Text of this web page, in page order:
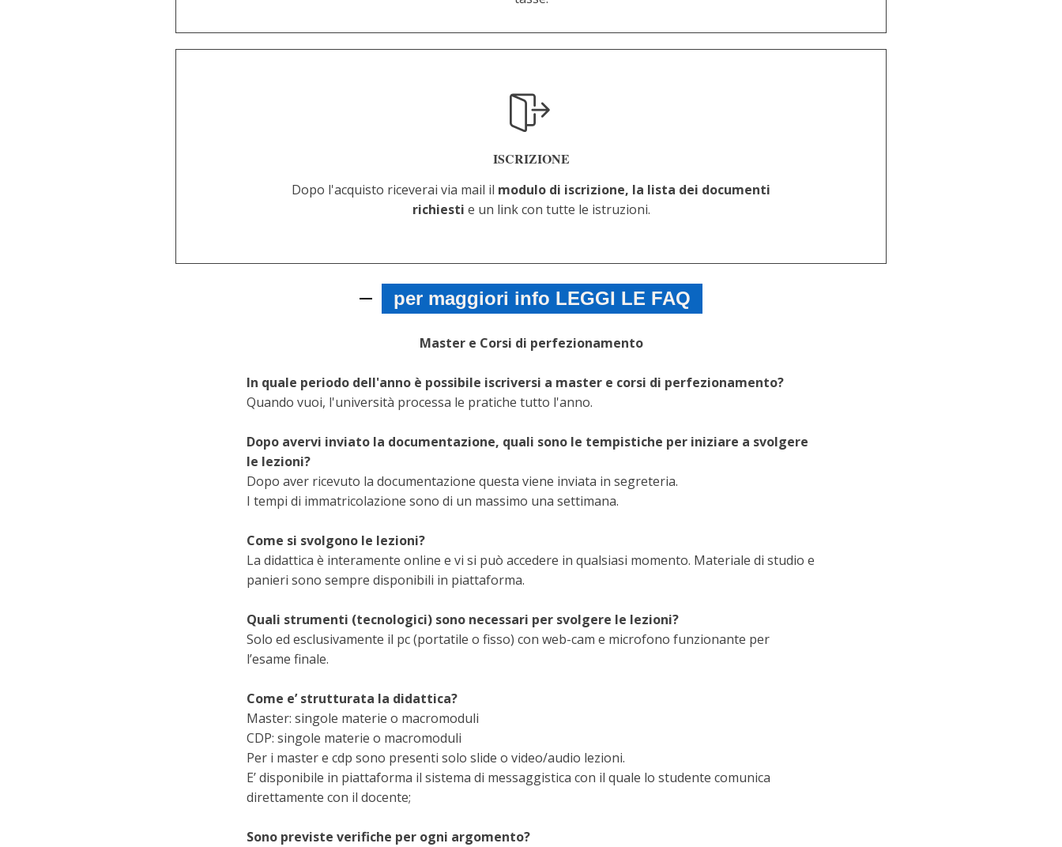
ISCRIZIONE
Dopo l'acquisto riceverai via mail il modulo di iscrizione, la lista dei documenti
richiesti e un link con tutte le istruzioni.
per maggiori info LEGGI LE FAQ
Master e Corsi di perfezionamento
In quale periodo dell'anno è possibile iscriversi a master e corsi di perfezionamento?
Quando vuoi, l'università processa le pratiche tutto l'anno.
Dopo avervi inviato la documentazione, quali sono le tempistiche per iniziare a svolgere
le lezioni?
Dopo aver ricevuto la documentazione questa viene inviata in segreteria.
I tempi di immatricolazione sono di un massimo una settimana.
Come si svolgono le lezioni?
La didattica è interamente online e vi si può accedere in qualsiasi momento. Materiale di studio e
panieri sono sempre disponibili in piattaforma.
Quali strumenti (tecnologici) sono necessari per svolgere le lezioni?
Solo ed esclusivamente il pc (portatile o fisso) con web-cam e microfono funzionante per
l’esame finale.
Come e’ strutturata la didattica?
Master: singole materie o macromoduli
CDP: singole materie o macromoduli
Per i master e cdp sono presenti solo slide o video/audio lezioni.
E’ disponibile in piattaforma il sistema di messaggistica con il quale lo studente comunica
direttamente con il docente;
Sono previste verifiche per ogni argomento?